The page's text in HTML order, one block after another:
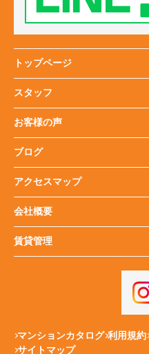
トップページ
スタッフ
お客様の声
ブログ
アクセスマップ
会社概要
賃貸管理
マンションカタログ 利用規約
サイトマップ